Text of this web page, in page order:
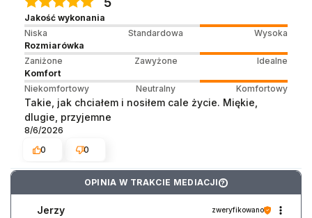
Jakość wykonania
Niska
Standardowa
Wysoka
Rozmiarówka
Zaniżone
Zawyżone
Idealne
Komfort
Niekomfortowy
Neutralny Komfortowy
Takie, jak chciałem i nosiłem cale życie. Miękie,
dlugie, przyjemne
8/6/2026
0
0
OPINIA W TRAKCIE MEDIACJI ?
Jerzy zweryfikowano